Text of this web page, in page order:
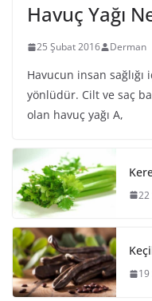
Havuç Yağı
25 Şubat 2016 Derman
Havucun insan
yönlüdür. Cilt ve saç
olan havuç yağı A,
22